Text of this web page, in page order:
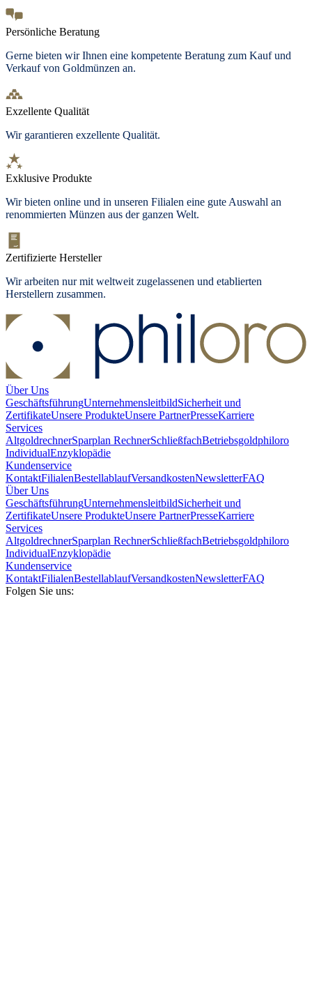
Persönliche Beratung
Gerne bieten wir Ihnen eine kompetente Beratung zum Kauf und
Verkauf von Goldmünzen an.
Exzellente Qualität
Wir garantieren exzellente Qualität.
Exklusive Produkte
Wir bieten online und in unseren Filialen eine gute Auswahl an
renommierten Münzen aus der ganzen Welt.
Zertifizierte Hersteller
Wir arbeiten nur mit weltweit zugelassenen und etablierten
Herstellern zusammen.
Über Uns
GeschäftsführungUnternehmensleitbildSicherheit und
ZertifikateUnsere ProdukteUnsere PartnerPresseKarriere
Services
AltgoldrechnerSparplan RechnerSchließfachBetriebsgoldphiloro
IndividualEnzyklopädie
Kundenservice
KontaktFilialenBestellablaufVersandkostenNewsletterFAQ
Über Uns
GeschäftsführungUnternehmensleitbildSicherheit und
ZertifikateUnsere ProdukteUnsere PartnerPresseKarriere
Services
AltgoldrechnerSparplan RechnerSchließfachBetriebsgoldphiloro
IndividualEnzyklopädie
Kundenservice
KontaktFilialenBestellablaufVersandkostenNewsletterFAQ
Folgen Sie uns: